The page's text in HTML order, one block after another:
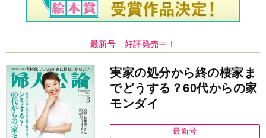
最新号 好評発売中！
実家の処分から終の棲家ま
でどうする？60代からの家
モンダイ
最新号